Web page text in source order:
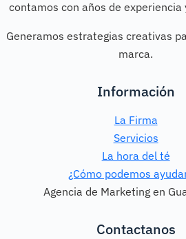
contamos con años de experiencia
Generamos estrategias creativas
marca.
Información
La Firma
Servicios
La hora del té
¿Cómo podemos
Agencia de Marketing en
Contactanos